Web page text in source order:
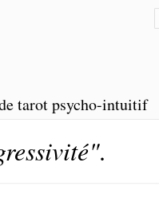
tarot psycho-intuitif
.